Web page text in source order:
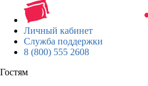
Личный кабинет
Служба поддержки
8 (800) 555 2608
Гостям